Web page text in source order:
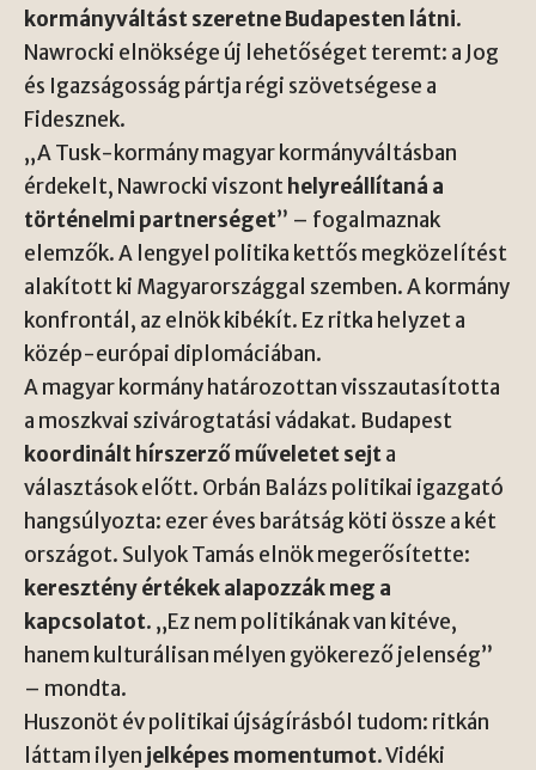
kormányváltást szeretne Budapesten látni.
Nawrocki elnöksége új lehetőséget teremt: a Jog
és Igazságosság pártja régi szövetségese a
Fidesznek.
„A Tusk-kormány magyar kormányváltásban
érdekelt, Nawrocki viszonthelyreállítaná a
történelmi partnerséget” – fogalmaznak
elemzők. A lengyel politika kettős megközelítést
alakított ki Magyarországgal szemben. A kormány
konfrontál, az elnök kibékít. Ez ritka helyzet a
közép-európai diplomáciában.
A magyar kormány határozottan visszautasította
a moszkvai szivárogtatási vádakat. Budapest
koordinált hírszerző műveletet sejta
választások előtt. Orbán Balázs politikai igazgató
hangsúlyozta: ezer éves barátság köti össze a két
országot. Sulyok Tamás elnök megerősítette:
keresztény értékek alapozzák meg a
kapcsolatot. „Ez nem politikának van kitéve,
hanem kulturálisan mélyen gyökerező jelenség”
– mondta.
Huszonöt év politikai újságírásból tudom: ritkán
láttam ilyen jelképes momentumot. Vidéki